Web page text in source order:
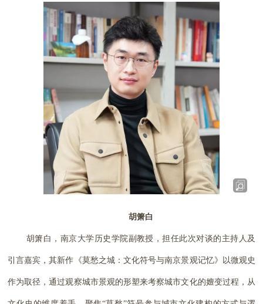
胡箫白
胡箫白，南京大学历史学院副教授，担任此次对谈的主持人及
引言嘉宾，其新作《莫愁之城：文化符号与南京景观记忆》以微观史
作为取径，通过观察城市景观的形塑来考察城市文化的嬗变过程，从